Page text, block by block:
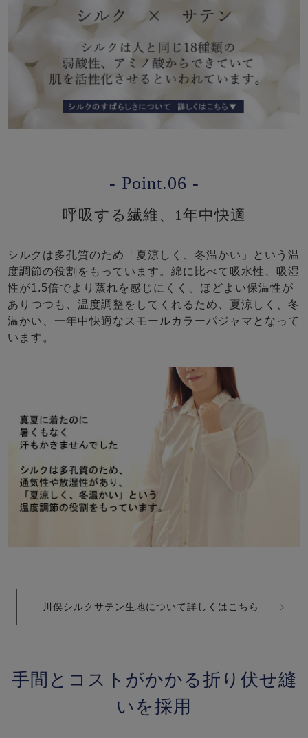
- Point.06 -
呼吸する繊維、1年中快適
シルクは多孔質のため「夏涼しく、冬温かい」という温
度調節の役割をもっています。綿に比べて吸水性、吸湿
性が1.5倍でより蒸れを感じにくく、ほどよい保温性が
ありつつも、温度調整をしてくれるため、夏涼しく、冬
温かい、一年中快適なスモールカラーパジャマとなって
います。
川俣シルクサテン生地について詳しくはこちら
手間とコストがかかる折り伏せ縫
いを採用